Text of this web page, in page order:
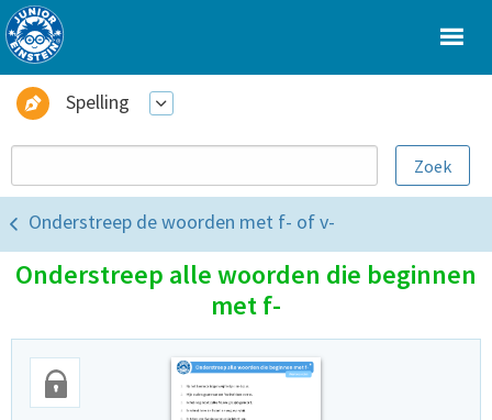
Spelling
Onderstreep de woorden met f- of v-
Onderstreep alle woorden die beginnen
met f-